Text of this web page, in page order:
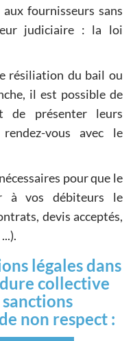
fournisseurs sans
judiciaire : la loi
résiliation du bail ou
il est possible de
de présenter leurs
vous avec le
pour que le
à vos débiteurs le
devis acceptés,
légales dans
collective
non respect :